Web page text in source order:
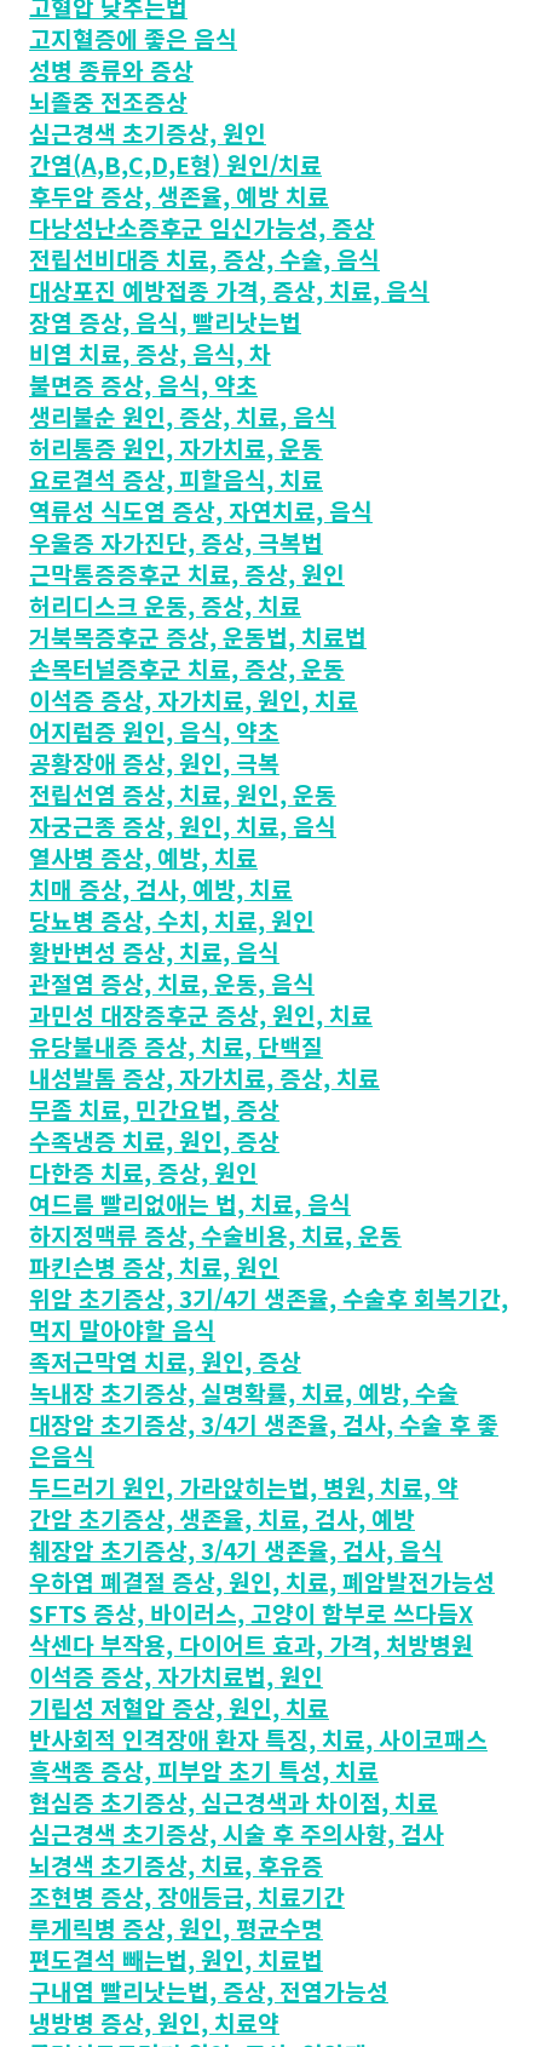
고혈압 낮추는법
고지혈증에 좋은 음식
성병 종류와 증상
뇌졸중 전조증상
심근경색 초기증상, 원인
간염(A,B,C,D,E형) 원인/치료
후두암 증상, 생존율, 예방 치료
다낭성난소증후군 임신가능성, 증상
전립선비대증 치료, 증상, 수술, 음식
대상포진 예방접종 가격, 증상, 치료, 음식
장염 증상, 음식, 빨리낫는법
비염 치료, 증상, 음식, 차
불면증 증상, 음식, 약초
생리불순 원인, 증상, 치료, 음식
허리통증 원인, 자가치료, 운동
요로결석 증상, 피할음식, 치료
역류성 식도염 증상, 자연치료, 음식
우울증 자가진단, 증상, 극복법
근막통증증후군 치료, 증상, 원인
허리디스크 운동, 증상, 치료
거북목증후군 증상, 운동법, 치료법
손목터널증후군 치료, 증상, 운동
이석증 증상, 자가치료, 원인, 치료
어지럼증 원인, 음식, 약초
공황장애 증상, 원인, 극복
전립선염 증상, 치료, 원인, 운동
자궁근종 증상, 원인, 치료, 음식
열사병 증상, 예방, 치료
치매 증상, 검사, 예방, 치료
당뇨병 증상, 수치, 치료, 원인
황반변성 증상, 치료, 음식
관절염 증상, 치료, 운동, 음식
과민성 대장증후군 증상, 원인, 치료
유당불내증 증상, 치료, 단백질
내성발톱 증상, 자가치료, 증상, 치료
무좀 치료, 민간요법, 증상
수족냉증 치료, 원인, 증상
다한증 치료, 증상, 원인
여드름 빨리없애는 법, 치료, 음식
하지정맥류 증상, 수술비용, 치료, 운동
파킨슨병 증상, 치료, 원인
위암 초기증상, 3기/4기 생존율, 수술후 회복기간,
먹지 말아야할 음식
족저근막염 치료, 원인, 증상
녹내장 초기증상, 실명확률, 치료, 예방, 수술
대장암 초기증상, 3/4기 생존율, 검사, 수술 후 좋
은음식
두드러기 원인, 가라앉히는법, 병원, 치료, 약
간암 초기증상, 생존율, 치료, 검사, 예방
췌장암 초기증상, 3/4기 생존율, 검사, 음식
우하엽 폐결절 증상, 원인, 치료, 폐암발전가능성
SFTS 증상, 바이러스, 고양이 함부로 쓰다듬X
삭센다 부작용, 다이어트 효과, 가격, 처방병원
이석증 증상, 자가치료법, 원인
기립성 저혈압 증상, 원인, 치료
반사회적 인격장애 환자 특징, 치료, 사이코패스
흑색종 증상, 피부암 초기 특성, 치료
협심증 초기증상, 심근경색과 차이점, 치료
심근경색 초기증상, 시술 후 주의사항, 검사
뇌경색 초기증상, 치료, 후유증
조현병 증상, 장애등급, 치료기간
루게릭병 증상, 원인, 평균수명
편도결석 빼는법, 원인, 치료법
구내염 빨리낫는법, 증상, 전염가능성
냉방병 증상, 원인, 치료약